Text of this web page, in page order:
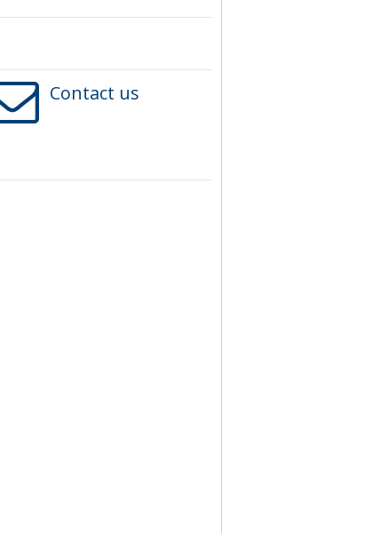
Contact us